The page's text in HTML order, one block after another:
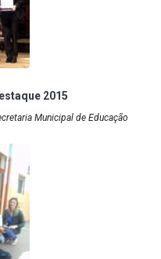
2015
Municipal de Educação